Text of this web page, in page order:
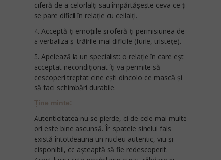
diferă de a celorlalți sau împărtășește ceva ce ți
se pare dificil în relație cu ceilalți.
4. Acceptă-ți emoțiile și oferă-ți permisiunea de
a verbaliza și trăirile mai dificile (furie, tristețe).
5. Apelează la un specialist: o relație în care ești
acceptat necondiționat îți va permite să
descoperi treptat cine ești dincolo de mască și
să faci schimbări durabile.
Ține minte:
Autenticitatea nu se pierde, ci de cele mai multe
ori este bine ascunsă. În spatele sinelui fals
există întotdeauna un nucleu autentic, viu și
disponibil, ce așteaptă să fie redescoperit.